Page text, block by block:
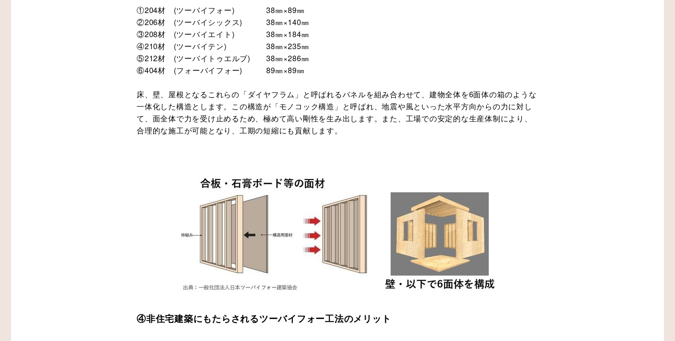
①204材 (ツーバイフォー) 38㎜×89㎜
②206材 (ツーバイシックス) 38㎜×140㎜
③208材 (ツーバイエイト) 38㎜×184㎜
④210材 (ツーバイテン) 38㎜×235㎜
⑤212材 (ツーバイトゥエルブ) 38㎜×286㎜
⑥404材 (フォーバイフォー) 89㎜×89㎜
床、壁、屋根となるこれらの「ダイヤフラム」と呼ばれるパネルを組み合わせて、建物全体を6面体の箱のような
一体化した構造とします。この構造が「モノコック構造」と呼ばれ、地震や風といった水平方向からの力に対し
て、面全体で力を受け止めるため、極めて高い剛性を生み出します。また、工場での安定的な生産体制により、
合理的な施工が可能となり、工期の短縮にも貢献します。
④非住宅建築にもたらされるツーバイフォー工法のメリット